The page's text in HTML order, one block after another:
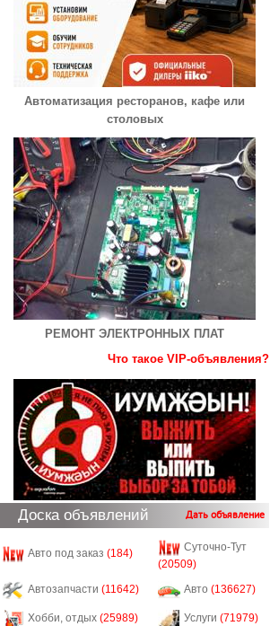
Автоматизация ресторанов, кафе или
столовых
РЕМОНТ ЭЛЕКТРОННЫХ ПЛАТ
Что такое VIP-объявления?
Доска объявлений Дать объявление
Авто под заказ (184)
Суточно-Тут
(20509)
Автозапчасти (11642) Авто (136627)
Хобби, отдых (25989) Услуги (71979)